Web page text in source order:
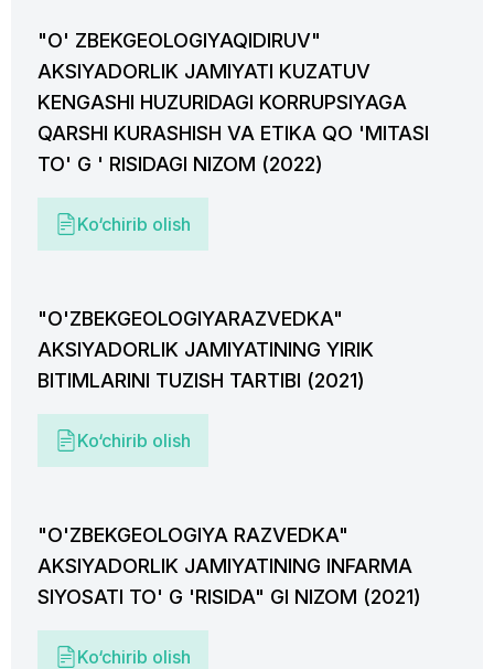
"O' ZBEKGEOLOGIYAQIDIRUV"
AKSIYADORLIK JAMIYATI KUZATUV
KENGASHI HUZURIDAGI KORRUPSIYAGA
QARSHI KURASHISH VA ETIKA QO 'MITASI
TO' G ' RISIDAGI NIZOM (2022)
Ko‘chirib olish
"O'ZBEKGEOLOGIYARAZVEDKA"
AKSIYADORLIK JAMIYATINING YIRIK
BITIMLARINI TUZISH TARTIBI (2021)
Ko‘chirib olish
"O'ZBEKGEOLOGIYA RAZVEDKA"
AKSIYADORLIK JAMIYATINING INFARMA
SIYOSATI TO' G 'RISIDA" GI NIZOM (2021)
Ko‘chirib olish